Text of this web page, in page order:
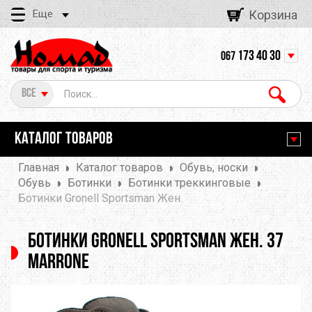
Еще Корзина
Все
067 173 40 30
КАТАЛОГ ТОВАРОВ
Главная Каталог товаров
Обувь, носки
Обувь
Ботинки
Ботинки треккинговые
Ботинки Gronell Sportsman Жен.
Ботинки Gronell Sportsman Жен. 37
Marrone